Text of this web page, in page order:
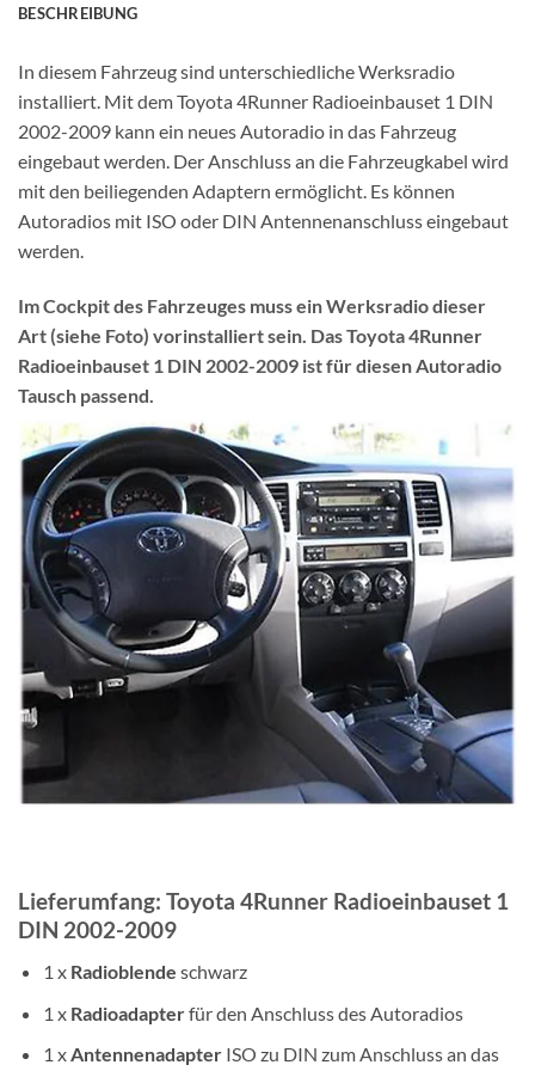
BESCHREIBUNG
In diesem Fahrzeug sind unterschiedliche Werksradio
installiert. Mit dem Toyota 4Runner Radioeinbauset 1 DIN
2002-2009 kann ein neues Autoradio in das Fahrzeug
eingebaut werden. Der Anschluss an die Fahrzeugkabel wird
mit den beiliegenden Adaptern ermöglicht. Es können
Autoradios mit ISO oder DIN Antennenanschluss eingebaut
werden.
Im Cockpit des Fahrzeuges muss ein Werksradio dieser
Art (siehe Foto) vorinstalliert sein. Das Toyota 4Runner
Radioeinbauset 1 DIN 2002-2009 ist für diesen Autoradio
Tausch passend.
Lieferumfang: Toyota 4Runner Radioeinbauset 1
DIN 2002-2009
1 x Radioblende schwarz
1 x Radioadapterfür den Anschluss des Autoradios
1 xAntennenadapterISO zu DIN zum Anschluss an das